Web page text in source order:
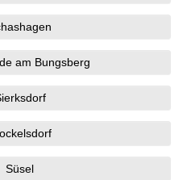
am Bungsberg
Süsel